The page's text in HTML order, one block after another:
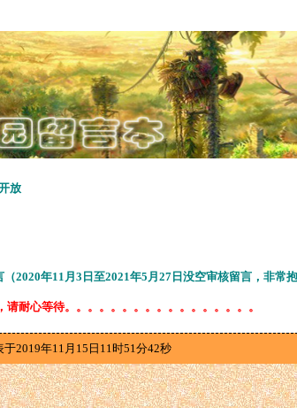
放
2020年11月3日至2021年5月27日没空审核留言，非常抱
耐心等待。。。。。。。。。。。。。。。。。
于2019年11月15日11时51分42秒